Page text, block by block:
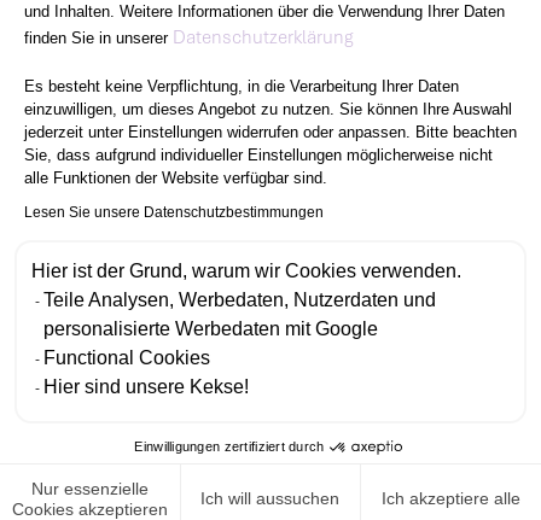
und Inhalten. Weitere Informationen über die Verwendung Ihrer Daten
finden Sie in unserer Datenschutzerklärung
Es besteht keine Verpflichtung, in die Verarbeitung Ihrer Daten
einzuwilligen, um dieses Angebot zu nutzen. Sie können Ihre Auswahl
jederzeit unter Einstellungen widerrufen oder anpassen. Bitte beachten
Sie, dass aufgrund individueller Einstellungen möglicherweise nicht
alle Funktionen der Website verfügbar sind.
Lesen Sie unsere Datenschutzbestimmungen
Hier ist der Grund, warum wir Cookies verwenden.
Teile Analysen, Werbedaten, Nutzerdaten und
personalisierte Werbedaten mit Google
Functional Cookies
Hier sind unsere Kekse!
Einwilligungen zertifiziert durch
Nur essenzielle
Cookies akzeptieren
Ich will aussuchen Ich akzeptiere alle
Axeptio consent